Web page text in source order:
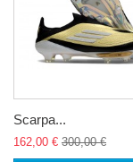
Scarpa...
162,00 € 300,00 €